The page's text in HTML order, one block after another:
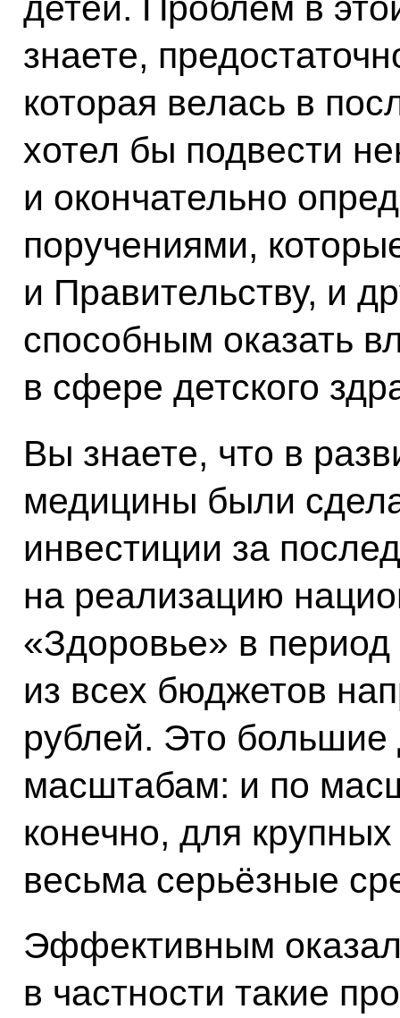
детей. Проблем в
знаете,
которая велась в
хотел бы подвести
и окончательно
поручениями,
и Правительству, и
способным оказать
в сфере детского
Вы знаете, что в
медицины были
инвестиции за
на реализацию
«Здоровье» в
из всех бюджетов
рублей. Это
масштабам: и по
конечно, для
весьма серьёзные
Эффективным
в частности такие